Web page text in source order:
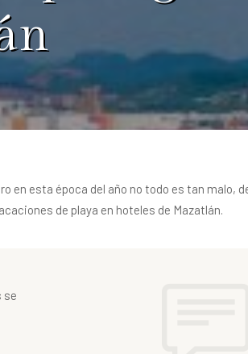
en esta época del año no todo es tan malo,
de playa en hoteles de Mazatlán.
se